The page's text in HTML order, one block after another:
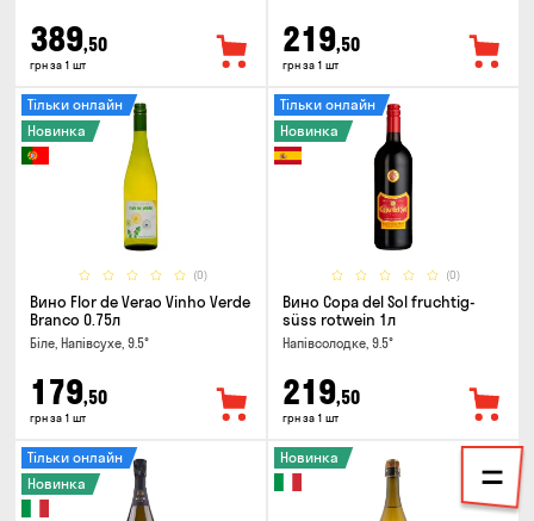
389,50
грн за 1 шт
219,50
грн за 1 шт
(0)
Тільки онлайн
Новинка
Вино Flor de Verao Vinho Verde
Branco 0.75л
Біле, Напівсухе, 9.5°
179,50
грн за 1 шт
(0)
Тільки онлайн
Новинка
Вино Copa del Sol fruchtig-
süss rotwein 1л
Напівсолодке, 9.5°
219,50
грн за 1 шт
Тільки онлайн
Новинка
Новинка